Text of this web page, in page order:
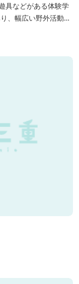
具などがある体験学
、幅広い野外活動に
沿いには島ヶ原温泉
水力発電所跡の水路
の名所として楽しめ